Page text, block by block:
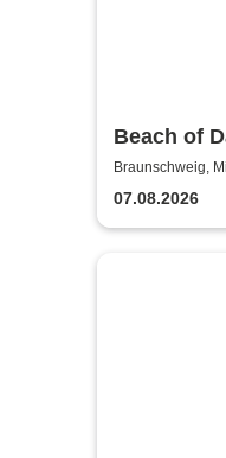
Beach of
Poltergst
Braunschweig,
07.08.2026